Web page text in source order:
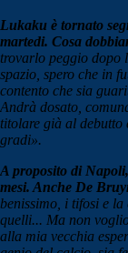
Lukaku è tornato
martedi. Cosa
trovarlo peggio dopo
spazio, spero che in
contento che sia
Andrà dosato,
titolare già al
gradi».
A proposito di
mesi. Anche De
benissimo, i tifosi e
quelli... Ma non
alla mia vecchia